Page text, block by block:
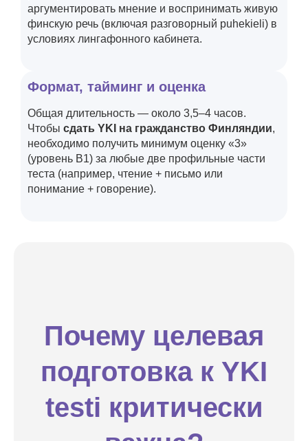
аргументировать мнение и воспринимать живую
финскую речь (включая разговорный puhekieli) в
условиях лингафонного кабинета.
Формат, тайминг и оценка
Общая длительность — около 3,5–4 часов.
Чтобы сдать YKI на гражданство Финляндии,
необходимо получить минимум оценку «3»
(уровень B1) за любые две профильные части
теста (например, чтение + письмо или
понимание + говорение).
Почему целевая
подготовка к YKI
testi критически